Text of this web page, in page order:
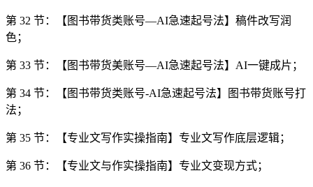
第 32 节：【图书带货类账号—AI急速起号法】稿件改写润
色；
第 33 节：【图书带货美账号—AI急速起号法】AI一键成片；
第 34 节：【图书带货类账号-AI急速起号法】图书带货账号打
法；
第 35 节：【专业文写作实操指南】专业文写作底层逻辑；
第 36 节：【专业文与作实操指南】专业文变现方式；